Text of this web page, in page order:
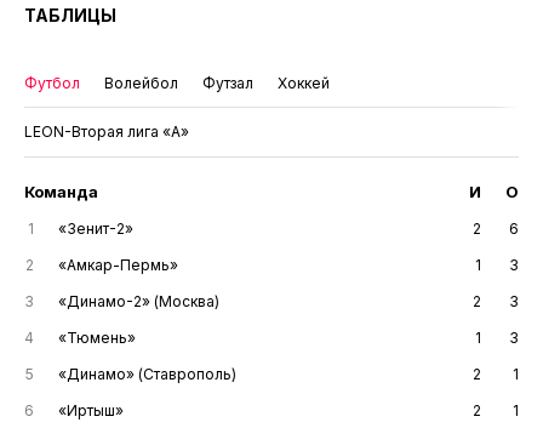
ТАБЛИЦЫ
Футбол Волейбол Футзал Хоккей
LEON-Вторая лига «А»
Команда И О
1 «Зенит-2» 2
6
2
«Амкар-Пермь» 1
3
3
«Динамо-2» (Москва) 2
3
4
«Тюмень» 1
3
5
«Динамо» (Ставрополь) 2
1
6
«Иртыш» 2
1